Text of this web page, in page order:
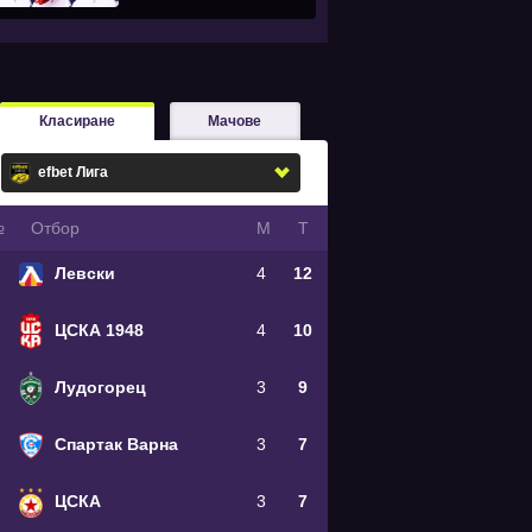
Класиране Мачове
Oтбор М Т
Левски 4 12
ЦСКА 1948 4 10
Лудогорец 3 9
Спартак Варна 3 7
ЦСКА 3 7